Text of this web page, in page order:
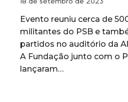
Evento reuniu cerca de
militantes do PSB e
partidos no auditório da
A Fundação junto com o
lançaram…